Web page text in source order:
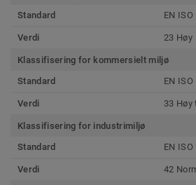
Standard
EN
Verdi 23 Høy
Klassifisering for kommersielt miljø
Standard
EN
Verdi 33 Høy
Klassifisering for industrimiljø
Standard
EN
Verdi 42